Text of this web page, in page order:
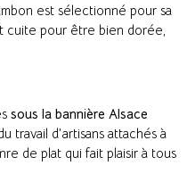
est sélectionné pour sa
cuite pour être bien dorée,
sous la bannière Alsace
travail d’artisans attachés à
de plat qui fait plaisir à tous